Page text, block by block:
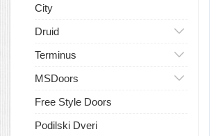
City
Druid
Terminus
MSDoors
Free Style Doors
Podilski Dveri